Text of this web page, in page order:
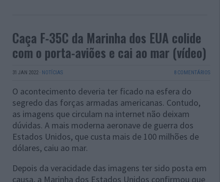
Caça F-35C da Marinha dos EUA colide
com o porta-aviões e cai ao mar (vídeo)
31 JAN 2022 · NOTÍCIAS 8 COMENTÁRIOS
O acontecimento deveria ter ficado na esfera do
segredo das forças armadas americanas. Contudo,
as imagens que circulam na internet não deixam
dúvidas. A mais moderna aeronave de guerra dos
Estados Unidos, que custa mais de 100 milhões de
dólares, caiu ao mar.
Depois da veracidade das imagens ter sido posta em
causa, a Marinha dos Estados Unidos confirmou que